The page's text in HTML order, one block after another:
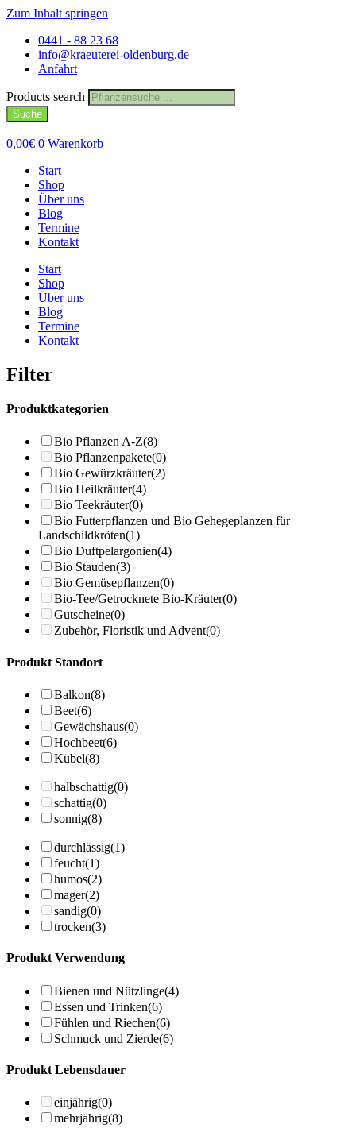
Zum Inhalt springen
0441 - 88 23 68
info@kraeuterei-oldenburg.de
Anfahrt
Products search
Suche
0,00€ 0 Warenkorb
Start
Shop
Über uns
Blog
Termine
Kontakt
Start
Shop
Über uns
Blog
Termine
Kontakt
Filter
Produktkategorien
Bio Pflanzen A-Z(8)
Bio Pflanzenpakete(0)
Bio Gewürzkräuter(2)
Bio Heilkräuter(4)
Bio Teekräuter(0)
Bio Futterpflanzen und Bio Gehegeplanzen für
Landschildkröten(1)
Bio Duftpelargonien(4)
Bio Stauden(3)
Bio Gemüsepflanzen(0)
Bio-Tee/Getrocknete Bio-Kräuter(0)
Gutscheine(0)
Zubehör, Floristik und Advent(0)
Produkt Standort
Balkon(8)
Beet(6)
Gewächshaus(0)
Hochbeet(6)
Kübel(8)
halbschattig(0)
schattig(0)
sonnig(8)
durchlässig(1)
feucht(1)
humos(2)
mager(2)
sandig(0)
trocken(3)
Produkt Verwendung
Bienen und Nützlinge(4)
Essen und Trinken(6)
Fühlen und Riechen(6)
Schmuck und Zierde(6)
Produkt Lebensdauer
einjährig(0)
mehrjährig(8)